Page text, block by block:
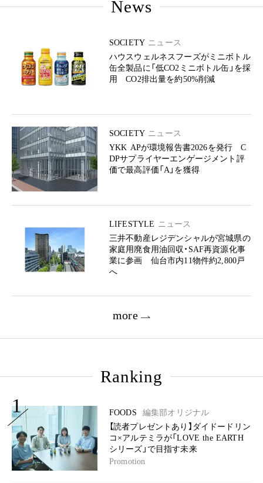
News
SOCIETY ニュース
ハウスウェルネスフーズがミニボトル
缶全製品に「低CO2ミニボトル缶」を採
用 CO2排出量を約50%削減
SOCIETY ニュース
YKK APが環境報告書2026を発行 C
DPサプライヤーエンゲージメント評
価で最高評価「A」を獲得
LIFESTYLE ニュース
三井不動産レジデンシャルが宮城県の
家庭用廃食用油回収・SAF再資源化事
業に参画 仙台市内11物件約2,800戸
へ
more
Ranking
1 FOODS
編集部オリジナル
【読者プレゼントあり】ダイドードリン
コ×アルテミラが「LOVE the EARTH
シリーズ」で目指す未来
Promotion